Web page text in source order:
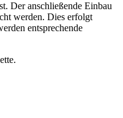
Der anschließende Einbau
werden. Dies erfolgt
entsprechende